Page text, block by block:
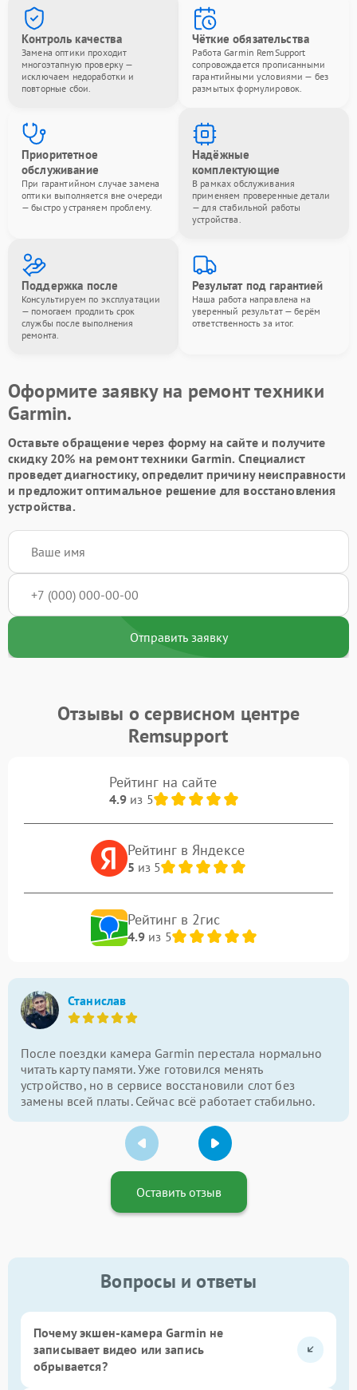
Контроль качества
Замена оптики проходит
многоэтапную проверку —
исключаем недоработки и
повторные сбои.
Чёткие обязательства
Работа Garmin RemSupport
сопровождается прописанными
гарантийными условиями — без
размытых формулировок.
Приоритетное
обслуживание
При гарантийном случае замена
оптики выполняется вне очереди
— быстро устраняем проблему.
Надёжные
комплектующие
В рамках обслуживания
применяем проверенные детали
— для стабильной работы
устройства.
Поддержка после
Консультируем по эксплуатации
— помогаем продлить срок
службы после выполнения
ремонта.
Результат под гарантией
Наша работа направлена на
уверенный результат — берём
ответственность за итог.
Оформите заявку на ремонт техники
Garmin.
Оставьте обращение через форму на сайте и получите
скидку 20% на ремонт техники Garmin. Специалист
проведет диагностику, определит причину неисправности
и предложит оптимальное решение для восстановления
устройства.
Отправить заявку
Отзывы о сервисном центре
Remsupport
Рейтинг на сайте
4.9из 5
Рейтинг в Яндексе
5 из 5
Рейтинг в 2гис
4.9из 5
Станислав
После поездки камера Garmin перестала нормально
читать карту памяти. Уже готовился менять
устройство, но в сервисе восстановили слот без
замены всей платы. Сейчас всё работает стабильно.
Оставить отзыв
Вопросы и ответы
Почему экшен-камера Garmin не
записывает видео или запись
обрывается?